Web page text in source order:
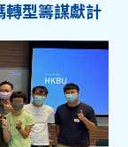
轉型籌謀獻計